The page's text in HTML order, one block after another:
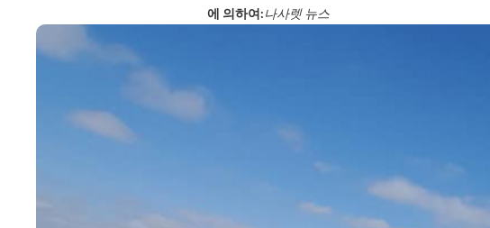
에 의하여:나사렛 뉴스